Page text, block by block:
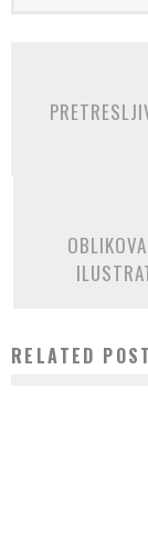
RELATED